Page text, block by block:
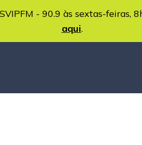
- 90.9 às sextas-feiras,
aqui.